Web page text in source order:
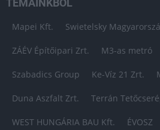
TÉMÁINKBÓL
Mapei Kft. Swietelsky
ZÁÉV Építőipari Zrt. M3-as metró
Szabadics Group Ke-Víz 21 Zrt.
Duna Aszfalt Zrt. Terrán
WEST HUNGÁRIA BAU Kft. ÉVOSZ